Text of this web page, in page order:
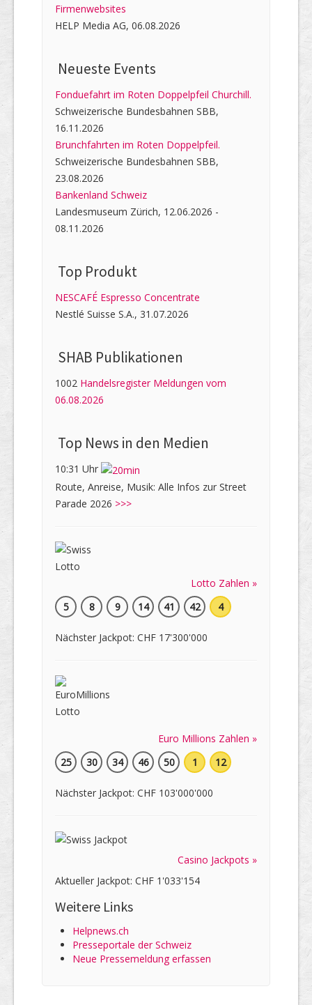
Firmenwebsites
HELP Media AG, 06.08.2026
Neueste Events
Fonduefahrt im Roten Doppelpfeil Churchill.
Schweizerische Bundesbahnen SBB,
16.11.2026
Brunchfahrten im Roten Doppelpfeil.
Schweizerische Bundesbahnen SBB,
23.08.2026
Bankenland Schweiz
Landesmuseum Zürich, 12.06.2026 -
08.11.2026
Top Produkt
NESCAFÉ Espresso Concentrate
Nestlé Suisse S.A., 31.07.2026
SHAB Publi­kati­onen
1002 Handelsregister Meldungen vom
06.08.2026
Top News in den Medien
10:31 Uhr
Route, Anreise, Musik: Alle Infos zur Street
Parade 2026 >>>
Lotto Zahlen »
5
8 9 14 41 42 4
Nächster Jackpot: CHF 17'300'000
Euro Millions Zahlen »
25
30 34 46 50 1 12
Nächster Jackpot: CHF 103'000'000
Casino Jackpots »
Aktueller Jackpot: CHF 1'033'154
Weitere Links
Helpnews.ch
Presseportale der Schweiz
Neue Pressemeldung erfassen